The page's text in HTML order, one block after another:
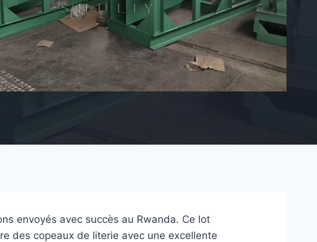
envoyés avec succès au Rwanda. Ce lot
des copeaux de literie avec une excellente